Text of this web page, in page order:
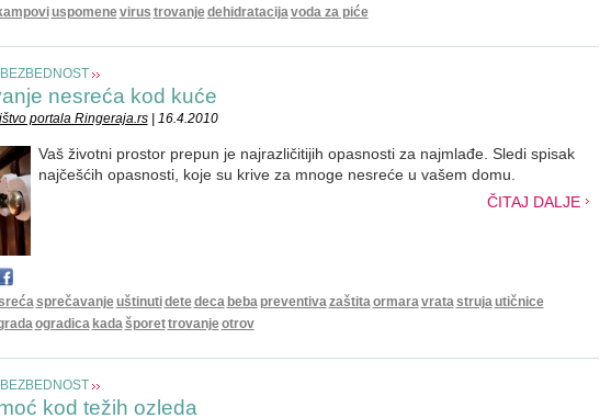
uspomenevirus trovanjedehidratacijavoda za piće
nesreća kod kuće
portala Ringeraja.rs| 16.4.2010
Vaš životni prostor prepun je najrazličitijih opasnosti za najmlađe. Sledi spisak
najčešćih opasnosti, koje su krive za mnoge nesreće u vašem domu.
ČITAJ DALJE
sprečavanjeuštinutidetedeca beba preventivazaštitaormaravratastrujautičnice
ogradica kadašporettrovanjeotrov
kod težih ozleda